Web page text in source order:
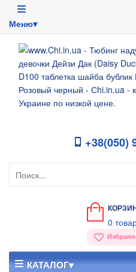
Меню▾
+38(050)
0
КАТАЛОГ▾